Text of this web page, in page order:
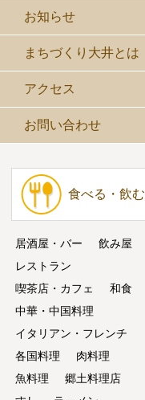
お知らせ
まちづくり大井とは
アクセス
お問い合わせ
食べる・飲む
居酒屋・バー
飲み屋
レストラン
喫茶店・カフェ
和食
中華・中国料理
イタリアン・フレンチ
各国料理
肉料理
魚料理
郷土料理店